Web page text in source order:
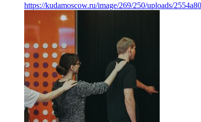
https://kudamoscow.ru/image/269/250/uploads/